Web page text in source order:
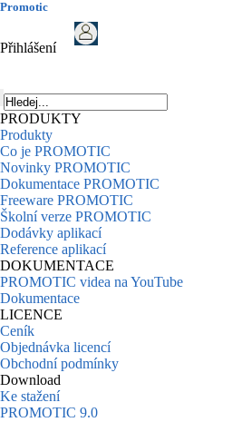
Promotic
Přihlášení
PRODUKTY
Produkty
Co je PROMOTIC
Novinky PROMOTIC
Dokumentace PROMOTIC
Freeware PROMOTIC
Školní verze PROMOTIC
Dodávky aplikací
Reference aplikací
DOKUMENTACE
PROMOTIC videa na YouTube
Dokumentace
LICENCE
Ceník
Objednávka licencí
Obchodní podmínky
Download
Ke stažení
PROMOTIC 9.0